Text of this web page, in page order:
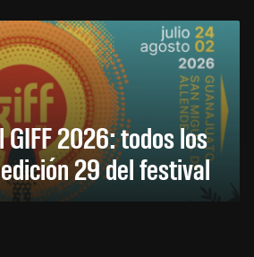
GIFF 2026: todos los
29 del festival